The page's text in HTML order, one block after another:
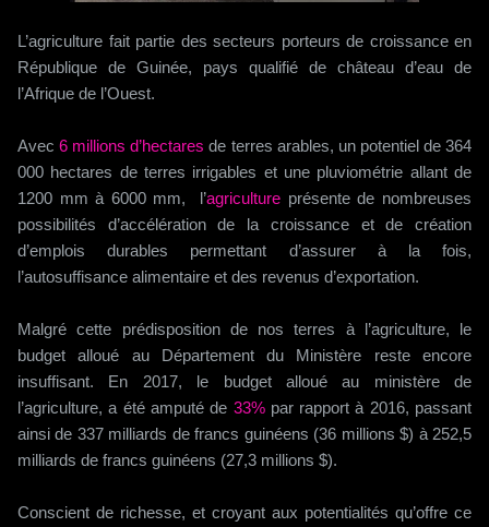
L’agriculture fait partie des secteurs porteurs de croissance en
République de Guinée, pays qualifié de château d’eau de
l’Afrique de l’Ouest.
Avec6 millions d’hectares de terres arables, un potentiel de 364
000 hectares de terres irrigables et une pluviométrie allant de
1200 mm à 6000 mm, l’agriculture présente de nombreuses
possibilités d’accélération de la croissance et de création
d’emplois durables permettant d’assurer à la fois,
l’autosuffisance alimentaire et des revenus d’exportation.
Malgré cette prédisposition de nos terres à l’agriculture, le
budget alloué au Département du Ministère reste encore
insuffisant. En 2017, le budget alloué au ministère de
l’agriculture, a été amputé de 33%par rapport à 2016, passant
ainsi de 337 milliards de francs guinéens (36 millions $) à 252,5
milliards de francs guinéens (27,3 millions $).
Conscient de richesse, et croyant aux potentialités qu’offre ce